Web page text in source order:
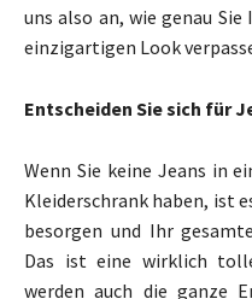
uns also an, wie genau
einzigartigen Look
Entscheiden Sie sich für
Wenn Sie keine Jeans in
Kleiderschrank haben, ist
besorgen und Ihr
Das ist eine wirklich
werden auch die ganze